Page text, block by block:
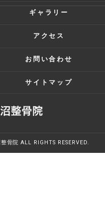
ギャラリー
アクセス
お問い合わせ
サイトマップ
骨院 ALL RIGHTS RESERVED.